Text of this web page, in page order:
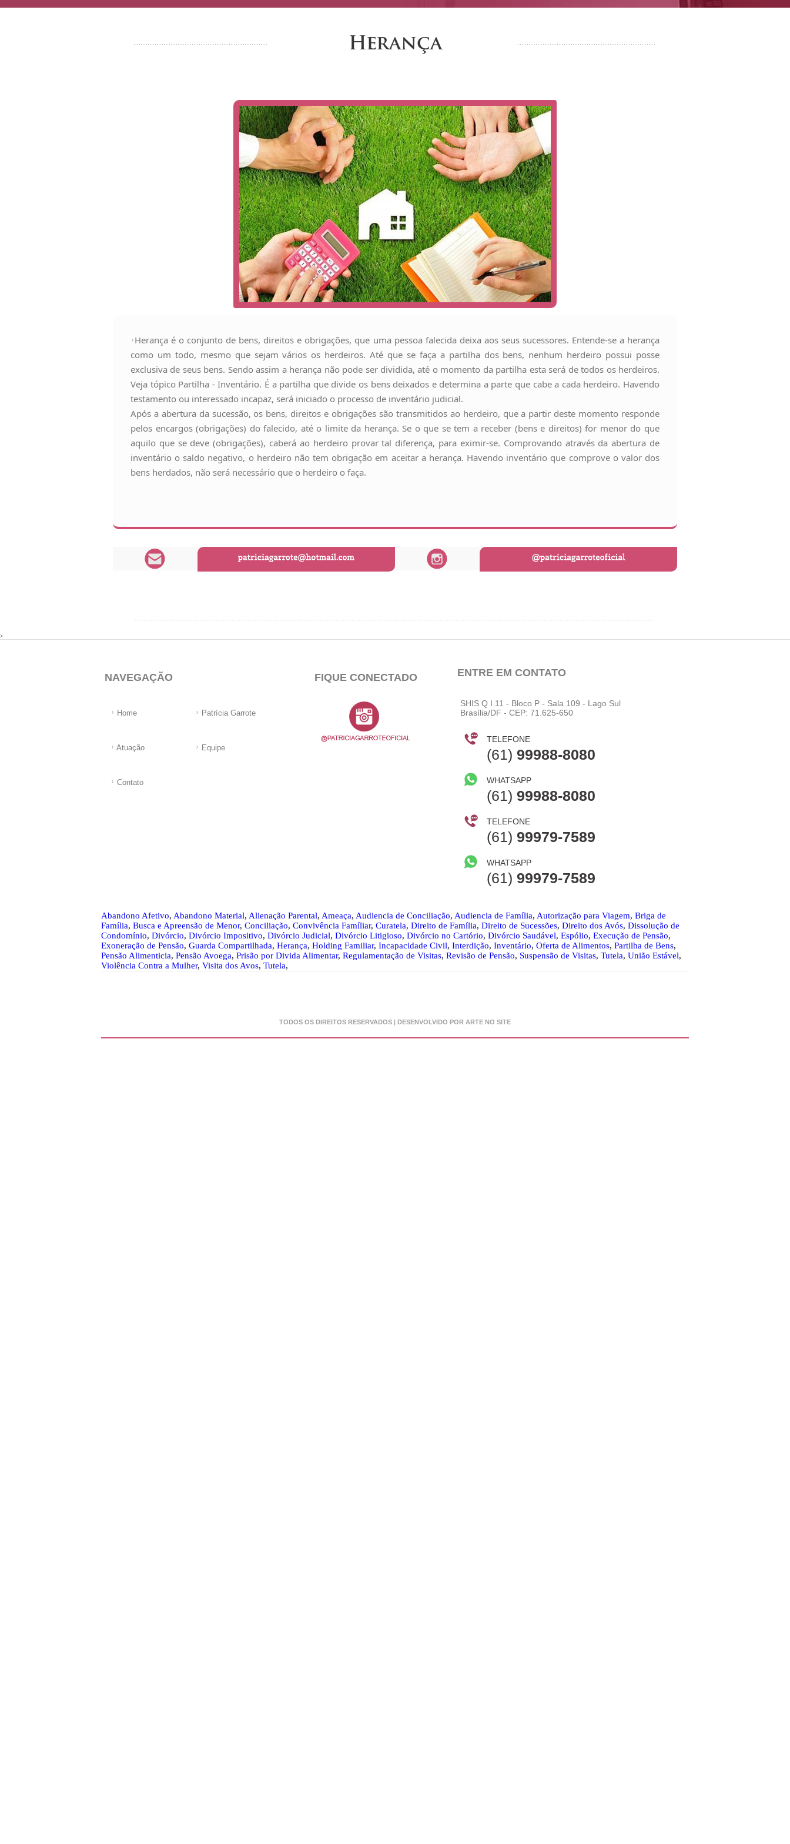
Herança
Herança é o conjunto de bens, direitos e obrigações, que uma pessoa falecida deixa aos seus sucessores. Entende-se a herança
como um todo, mesmo que sejam vários os herdeiros. Até que se faça a partilha dos bens, nenhum herdeiro possui posse
exclusiva de seus bens. Sendo assim a herança não pode ser dividida, até o momento da partilha esta será de todos os herdeiros.
Veja tópico Partilha - Inventário. É a partilha que divide os bens deixados e determina a parte que cabe a cada herdeiro. Havendo
testamento ou interessado incapaz, será iniciado o processo de inventário judicial.
Após a abertura da sucessão, os bens, direitos e obrigações são transmitidos ao herdeiro, que a partir deste momento responde
pelos encargos (obrigações) do falecido, até o limite da herança. Se o que se tem a receber (bens e direitos) for menor do que
aquilo que se deve (obrigações), caberá ao herdeiro provar tal diferença, para eximir-se. Comprovando através da abertura de
inventário o saldo negativo, o herdeiro não tem obrigação em aceitar a herança. Havendo inventário que comprove o valor dos
bens herdados, não será necessário que o herdeiro o faça.
>
NAVEGAÇÃO
Home Patrícia Garrote
Atuação Equipe
Contato
FIQUE CONECTADO ENTRE EM CONTATO
SHIS Q I 11 - Bloco P - Sala 109 - Lago Sul
Brasília/DF - CEP: 71.625-650
TELEFONE
(61) 99988-8080
WHATSAPP
(61) 99988-8080
TELEFONE
(61) 99979-7589
WHATSAPP
(61) 99979-7589
Abandono Afetivo, Abandono Material, Alienação Parental, Ameaça, Audiencia de Conciliação, Audiencia de Família, Autorização para Viagem, Briga de
Família, Busca e Apreensão de Menor, Conciliação, Convivência Famíliar, Curatela, Direito de Família, Direito de Sucessões, Direito dos Avós, Dissolução de
Condomínio, Divórcio, Divórcio Impositivo, Divórcio Judicial, Divórcio Litigioso, Divórcio no Cartório, Divórcio Saudável, Espólio, Execução de Pensão,
Exoneração de Pensão, Guarda Compartilhada, Herança, Holding Familiar, Incapacidade Civil, Interdição, Inventário, Oferta de Alimentos, Partilha de Bens,
Pensão Alimenticia, Pensão Avoega, Prisão por Divida Alimentar, Regulamentação de Visitas, Revisão de Pensão, Suspensão de Visitas, Tutela, União Estável,
Violência Contra a Mulher, Visita dos Avos, Tutela,
TODOS OS DIREITOS RESERVADOS | DESENVOLVIDO POR ARTE NO SITE